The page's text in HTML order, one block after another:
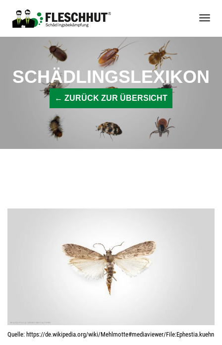
Inhalt
springen
SCHÄDLINGSLEXIKON
← ZURÜCK ZUR ÜBERSICHT
Quel­le: https://​de​.wiki​pe​dia​.org/​w​i​k​i​/​M​e​h​l​m​o​t​t​e​#​m​e​d​i​a​v​i​e​w​e​r​/​F​i​l​e​:​E​p​h​e​s​t​i​a​.​k​u​e​h​n​